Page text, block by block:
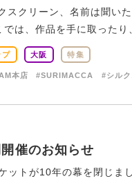
スクリーン、名前は聞い
は、作品を手に取った
プ 大阪 特集
本店 #SURIMACCA #シル
催のお知らせ
ットが10年の幕を閉じま